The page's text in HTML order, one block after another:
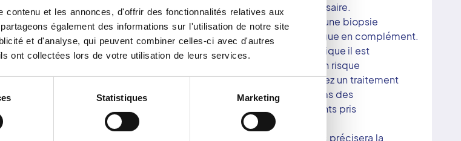
contenu et les annonces, d'offrir des fonctionnalités relatives aux
également des informations sur l'utilisation de notre site
et d'analyse, qui peuvent combiner celles-ci avec d'autres
ont collectées lors de votre utilisation de leurs services.
Statistiques Marketing
complétée par une échographie si le radiologue le juge nécessaire.
Une ponction ou biopsie du sein sous échographie ou encore une biopsie
stéréotaxique pourront parfois être demandées par le radiologue en complément.
Dans le cas de biopsie stéréotaxique, macrobiopsie stéréotaxique il est
nécessaire lors de la prise de rendez-vous de faire connaître un risque
hémorragique. Vous devrez préciser à la secrétaire si vous suivez un traitement
anti-agrégant plaquettaire ou anti-coagulant (indiquer les noms des
médicaments) et amener la liste écrite de tous les médicaments pris
habituellement.
Ces traitements ne doivent pas être arrêtés. La secrétaire vous précisera la